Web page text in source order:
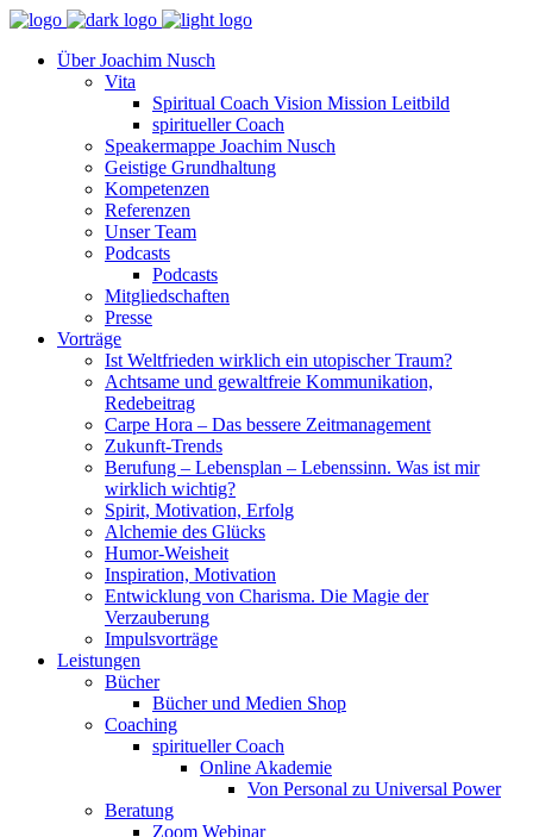
Über Joachim Nusch
Vita
Spiritual Coach Vision Mission Leitbild
spiritueller Coach
Speakermappe Joachim Nusch
Geistige Grundhaltung
Kompetenzen
Referenzen
Unser Team
Podcasts
Podcasts
Mitgliedschaften
Presse
Vorträge
Ist Weltfrieden wirklich ein utopischer Traum?
Achtsame und gewaltfreie Kommunikation,
Redebeitrag
Carpe Hora – Das bessere Zeitmanagement
Zukunft-Trends
Berufung – Lebensplan – Lebenssinn. Was ist mir
wirklich wichtig?
Spirit, Motivation, Erfolg
Alchemie des Glücks
Humor-Weisheit
Inspiration, Motivation
Entwicklung von Charisma. Die Magie der
Verzauberung
Impulsvorträge
Leistungen
Bücher
Bücher und Medien Shop
Coaching
spiritueller Coach
Online Akademie
Von Personal zu Universal Power
Beratung
Zoom Webinar